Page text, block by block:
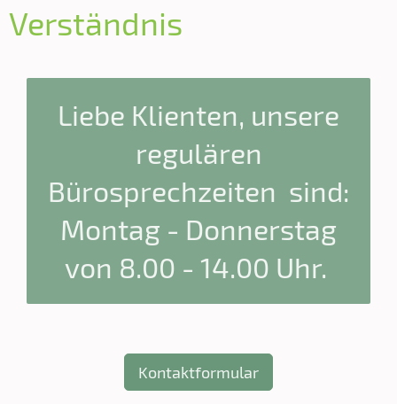
Verständnis
Liebe Klienten, unsere
regulären
Bürosprechzeiten sind:
Montag - Donnerstag
von 8.00 - 14.00 Uhr.
Kontaktformular